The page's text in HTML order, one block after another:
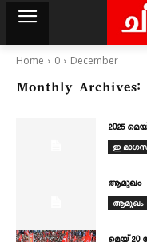
Home 0 December
Monthly Archives:
2025
ഇ
ആമുഖം
ആമുഖം